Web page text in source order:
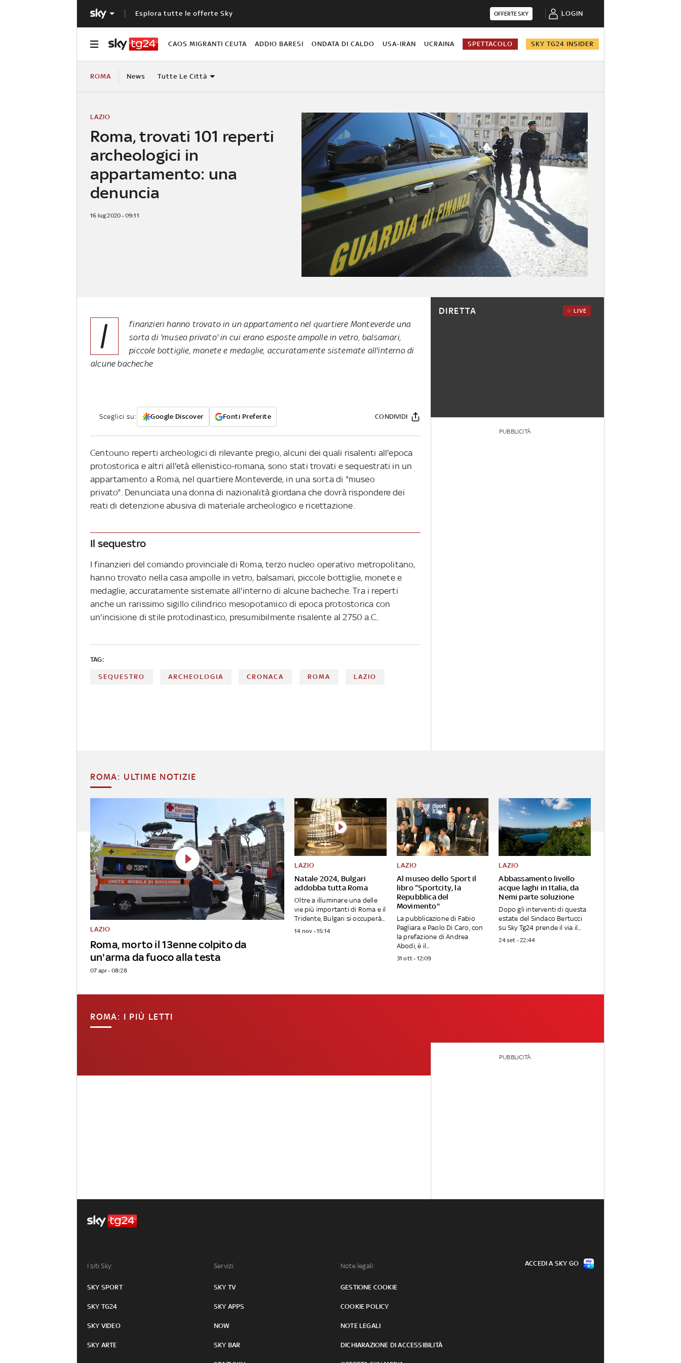
Esplora tutte le offerte Sky OFFERTE SKY LOGIN
CAOS MIGRANTI CEUTA ADDIO BARESI ONDATA DI CALDO USA-IRAN UCRAINA SPETTACOLO SKY TG24 INSIDER
ROMA News Tutte Le Città
Roma, trovati 101 reperti
archeologici in
appartamento: una
denuncia
LAZIO
16 lug 2020 - 09:11
I
finanzieri hanno trovato in un appartamento nel quartiere Monteverde una
sorta di 'museo privato' in cui erano esposte ampolle in vetro, balsamari,
piccole bottiglie, monete e medaglie, accuratamente sistemate all'interno di
alcune bacheche
Sceglici su: Google Discover Fonti Preferite CONDIVIDI
Centouno reperti archeologici di rilevante pregio, alcuni dei quali risalenti all'epoca
protostorica e altri all'età ellenistico-romana, sono stati trovati e sequestrati in un
appartamento a Roma, nel quartiere Monteverde, in una sorta di "museo
privato". Denunciata una donna di nazionalità giordana che dovrà rispondere dei
reati di detenzione abusiva di materiale archeologico e ricettazione.
Il sequestro
I finanzieri del comando provinciale di Roma, terzo nucleo operativo metropolitano,
hanno trovato nella casa ampolle in vetro, balsamari, piccole bottiglie, monete e
medaglie, accuratamente sistemate all'interno di alcune bacheche. Tra i reperti
anche un rarissimo sigillo cilindrico mesopotamico di epoca protostorica con
un'incisione di stile protodinastico, presumibilmente risalente al 2750 a.C..
TAG:
SEQUESTRO ARCHEOLOGIA CRONACA ROMA LAZIO
DIRETTA LIVE
PUBBLICITÀ
ROMA: ULTIME NOTIZIE
Roma, morto il 13enne colpito da
un'arma da fuoco alla testa
LAZIO
07 apr - 08:28
Natale 2024, Bulgari
addobba tutta Roma
LAZIO
Oltre a illuminare una delle
vie più importanti di Roma e il
Tridente, Bulgari si occuperà...
14 nov - 15:14
Al museo dello Sport il
libro “Sportcity, la
Repubblica del
Movimento"
LAZIO
La pubblicazione di Fabio
Pagliara e Paolo Di Caro, con
la prefazione di Andrea
Abodi, è il...
31 ott - 12:09
Abbassamento livello
acque laghi in Italia, da
Nemi parte soluzione
LAZIO
Dopo gli interventi di questa
estate del Sindaco Bertucci
su Sky Tg24 prende il via il...
24 set - 22:44
ROMA: I PIÙ LETTI
PUBBLICITÀ
I siti Sky:
SKY SPORT
SKY TG24
SKY VIDEO
SKY ARTE
Servizi:
SKY TV
SKY APPS
NOW
SKY BAR
Note legali:
GESTIONE COOKIE
COOKIE POLICY
NOTE LEGALI
DICHIARAZIONE DI ACCESSIBILITÀ
ACCEDI A SKY GO